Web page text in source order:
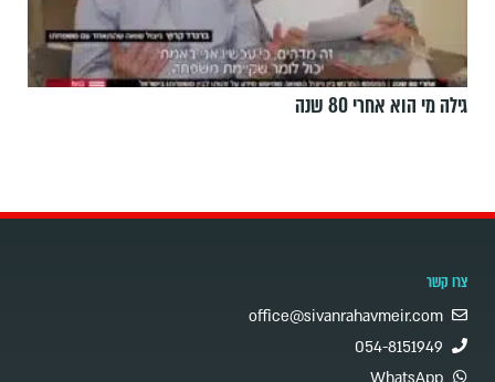
גילה מי הוא אחרי 80 שנה
צרו קשר
office@sivanrahavmeir.com
054-8151949